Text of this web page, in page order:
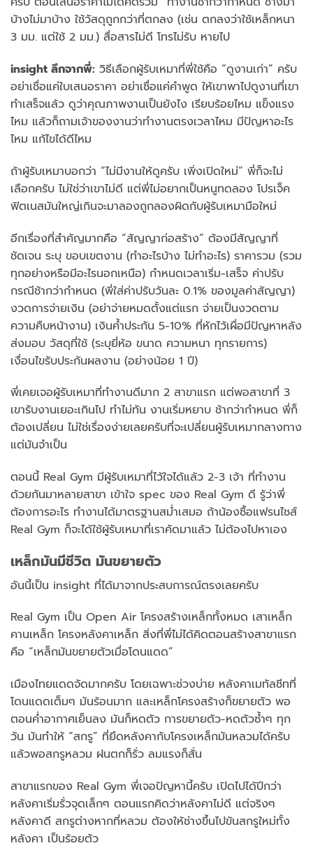
บ้างไม่มาบ้าง ใช้วัสดุถูกกว่าที่ตกลง (เช่น ตกลงว่าใช้เหล็กหนา
3 มม. แต่ใช้ 2 มม.) สื่อสารไม่ดี โทรไม่รับ หายไป
insight ลึกจากพี่: วิธีเลือกผู้รับเหมาที่พี่ใช้คือ “ดูงานเก่า” ครับ
อย่าเชื่อแค่ใบเสนอราคา อย่าเชื่อแค่คำพูด ให้เขาพาไปดูงานที่เขา
ทำเสร็จแล้ว ดูว่าคุณภาพงานเป็นยังไง เรียบร้อยไหม แข็งแรง
ไหม แล้วก็ถามเจ้าของงานว่าทำงานตรงเวลาไหม มีปัญหาอะไร
ไหม แก้ไขได้ดีไหม
ถ้าผู้รับเหมาบอกว่า “ไม่มีงานให้ดูครับ เพิ่งเปิดใหม่” พี่ก็จะไม่
เลือกครับ ไม่ใช่ว่าเขาไม่ดี แต่พี่ไม่อยากเป็นหนูทดลอง โปรเจ็ค
ฟิตเนสมันใหญ่เกินจะมาลองถูกลองผิดกับผู้รับเหมามือใหม่
อีกเรื่องที่สำคัญมากคือ “สัญญาก่อสร้าง” ต้องมีสัญญาที่
ชัดเจน ระบุ ขอบเขตงาน (ทำอะไรบ้าง ไม่ทำอะไร) ราคารวม (รวม
ทุกอย่างหรือมีอะไรนอกเหนือ) กำหนดเวลาเริ่ม-เสร็จ ค่าปรับ
กรณีช้ากว่ากำหนด (พี่ใส่ค่าปรับวันละ 0.1% ของมูลค่าสัญญา)
งวดการจ่ายเงิน (อย่าจ่ายหมดตั้งแต่แรก จ่ายเป็นงวดตาม
ความคืบหน้างาน) เงินค้ำประกัน 5-10% ที่หักไว้เผื่อมีปัญหาหลัง
ส่งมอบ วัสดุที่ใช้ (ระบุยี่ห้อ ขนาด ความหนา ทุกรายการ)
เงื่อนไขรับประกันผลงาน (อย่างน้อย 1 ปี)
พี่เคยเจอผู้รับเหมาที่ทำงานดีมาก 2 สาขาแรก แต่พอสาขาที่ 3
เขารับงานเยอะเกินไป ทำไม่ทัน งานเริ่มหยาบ ช้ากว่ากำหนด พี่ก็
ต้องเปลี่ยน ไม่ใช่เรื่องง่ายเลยครับที่จะเปลี่ยนผู้รับเหมากลางทาง
แต่มันจำเป็น
ตอนนี้ Real Gym มีผู้รับเหมาที่ไว้ใจได้แล้ว 2-3 เจ้า ที่ทำงาน
ด้วยกันมาหลายสาขา เข้าใจ spec ของ Real Gym ดี รู้ว่าพี่
ต้องการอะไร ทำงานได้มาตรฐานสม่ำเสมอ ถ้าน้องซื้อแฟรนไชส์
Real Gym ก็จะได้ใช้ผู้รับเหมาที่เราคัดมาแล้ว ไม่ต้องไปหาเอง
เหล็กมันมีชีวิต มันขยายตัว
อันนี้เป็น insight ที่ได้มาจากประสบการณ์ตรงเลยครับ
Real Gym เป็น Open Air โครงสร้างเหล็กทั้งหมด เสาเหล็ก
คานเหล็ก โครงหลังคาเหล็ก สิ่งที่พี่ไม่ได้คิดตอนสร้างสาขาแรก
คือ “เหล็กมันขยายตัวเมื่อโดนแดด”
เมืองไทยแดดจัดมากครับ โดยเฉพาะช่วงบ่าย หลังคาเมทัลชีทที่
โดนแดดเต็มๆ มันร้อนมาก และเหล็กโครงสร้างก็ขยายตัว พอ
ตอนค่ำอากาศเย็นลง มันก็หดตัว การขยายตัว-หดตัวซ้ำๆ ทุก
วัน มันทำให้ “สกรู” ที่ยึดหลังคากับโครงเหล็กมันหลวมได้ครับ
แล้วพอสกรูหลวม ฝนตกก็รั่ว ลมแรงก็สั่น
สาขาแรกของ Real Gym พี่เจอปัญหานี้ครับ เปิดไปได้ปีกว่า
หลังคาเริ่มรั่วจุดเล็กๆ ตอนแรกคิดว่าหลังคาไม่ดี แต่จริงๆ
หลังคาดี สกรูต่างหากที่หลวม ต้องให้ช่างขึ้นไปขันสกรูใหม่ทั้ง
หลังคา เป็นร้อยตัว